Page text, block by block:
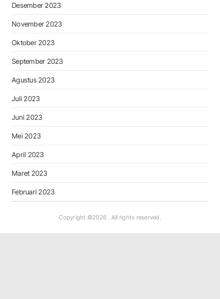
Desember 2023
November 2023
Oktober 2023
September 2023
Agustus 2023
Juli 2023
Juni 2023
Mei 2023
April 2023
Maret 2023
Februari 2023
Copyright ©2026 . All rights reserved.